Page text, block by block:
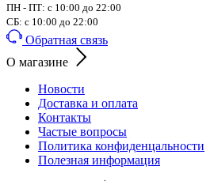
ПН - ПТ: с 10:00 до 22:00
СБ: с 10:00 до 22:00
Обратная связь
О магазине
Новости
Доставка и оплата
Контакты
Частые вопросы
Политика конфиденцальности
Полезная информация